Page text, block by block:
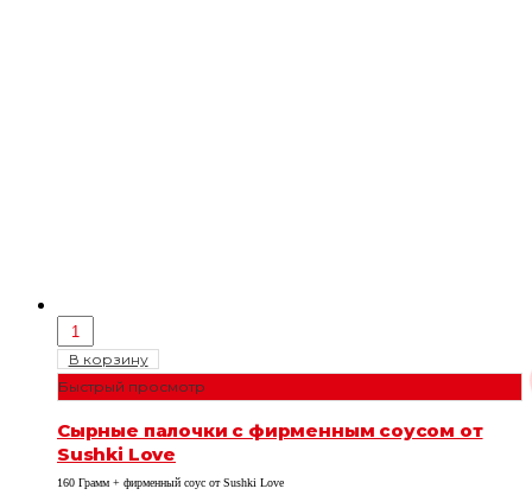
В корзину
Быстрый просмотр
Сырные палочки с фирменным соусом от
Sushki Love
160 Грамм + фирменный соус от Sushki Love